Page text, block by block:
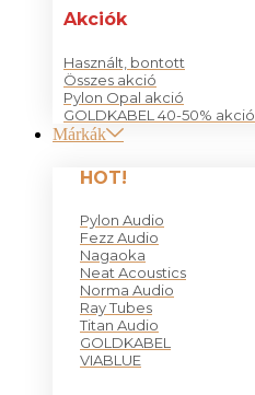
Akciók
Használt, bontott
Összes akció
Pylon Opal akció
GOLDKABEL 40-50% akció
Márkák
HOT!
Pylon Audio
Fezz Audio
Nagaoka
Neat Acoustics
Norma Audio
Ray Tubes
Titan Audio
GOLDKABEL
VIABLUE